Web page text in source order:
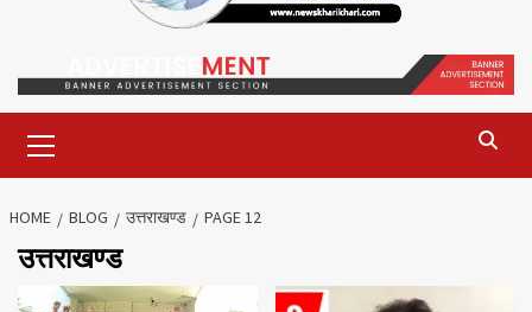
Menu
HOME BLOG उत्तराखण्ड PAGE 12
उत्तराखण्ड